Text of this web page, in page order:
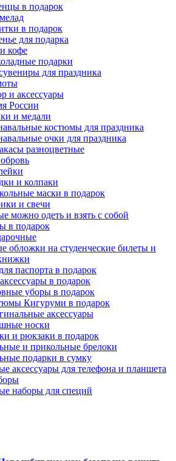
в подарок
в подарок
для подарка
кофе
подарки
для праздника
и аксессуары
России
и медали
костюмы для праздника
очки для праздника
разноцветные
и колпаки
маски в подарок
и свечи
можно одеть и взять с собой
в подарок
обложки на студенческие билеты и
паспорта в подарок
в подарок
уборы в подарок
Кигуруми в подарок
аксессуары
носки
и рюкзаки в подарок
и прикольные брелоки
подарки в сумку
аксессуары для телефона и планшета
наборы для специй